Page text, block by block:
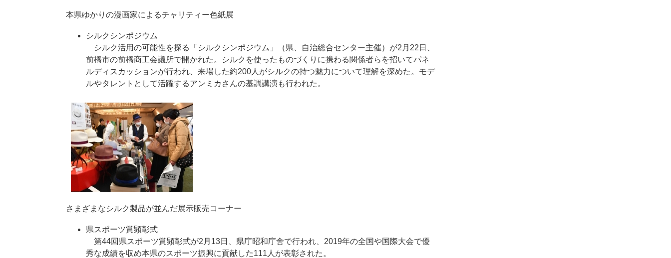
本県ゆかりの漫画家によるチャリティー色紙展
シルクシンポジウム
シルク活用の可能性を探る「シルクシンポジウム」（県、自治総合センター主催）が2月22日、
前橋市の前橋商工会議所で開かれた。シルクを使ったものづくりに携わる関係者らを招いてパネ
ルディスカッションが行われ、来場した約200人がシルクの持つ魅力について理解を深めた。モデ
ルやタレントとして活躍するアンミカさんの基調講演も行われた。
さまざまなシルク製品が並んだ展示販売コーナー
県スポーツ賞顕彰式
第44回県スポーツ賞顕彰式が2月13日、県庁昭和庁舎で行われ、2019年の全国や国際大会で優
秀な成績を収め本県のスポーツ振興に貢献した111人が表彰された。